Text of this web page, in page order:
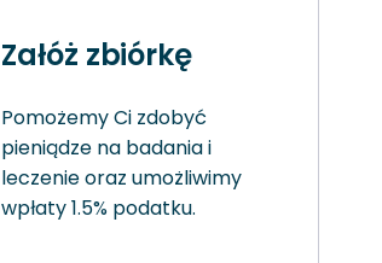
Załóż zbiórkę
Pomożemy Ci zdobyć
pieniądze na badania i
leczenie oraz umożliwimy
wpłaty 1.5% podatku.